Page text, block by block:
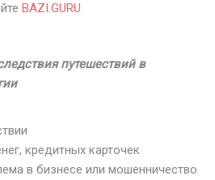
BAZI.GURU
путешествий в
кредитных карточек
в бизнесе или мошенничество